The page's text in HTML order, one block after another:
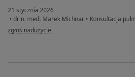
21 stycznia 2026
• dr n. med. Marek Michnar • Konsultacja
w opinii użytkownika M.
zgłoś nadużycie